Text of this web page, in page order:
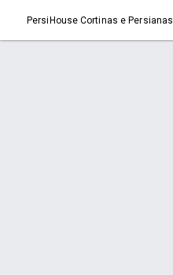
PersiHouse Cortinas e Persianas